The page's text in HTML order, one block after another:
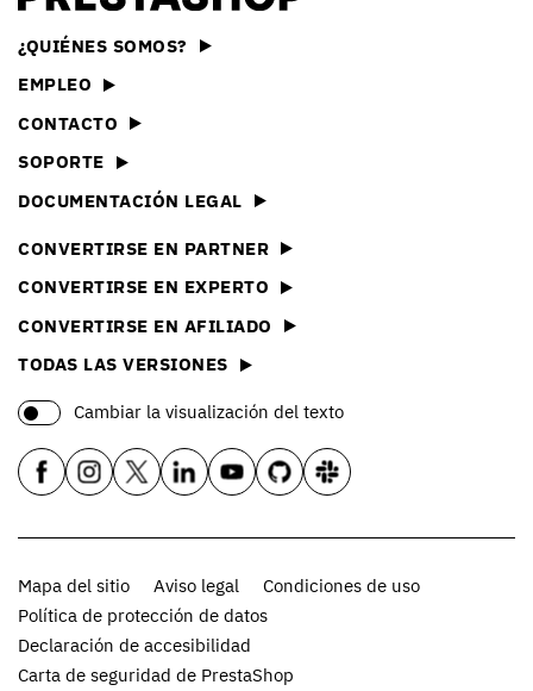
¿QUIÉNES SOMOS?
EMPLEO
CONTACTO
SOPORTE
DOCUMENTACIÓN LEGAL
CONVERTIRSE EN PARTNER
CONVERTIRSE EN EXPERTO
CONVERTIRSE EN AFILIADO
TODAS LAS VERSIONES
Cambiar la visualización del texto
Mapa del sitio Aviso legal
Condiciones de uso
Política de protección de datos
Declaración de accesibilidad
Carta de seguridad de PrestaShop